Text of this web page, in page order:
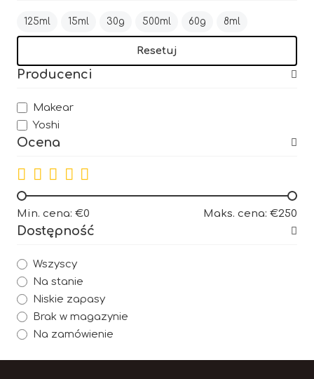
125ml 15ml 30g 500ml 60g 8ml
Resetuj
Producenci
Makear
Yoshi
Ocena
Min. cena: €0 Maks. cena: €250
Dostępność
Wszyscy
Na stanie
Niskie zapasy
Brak w magazynie
Na zamówienie